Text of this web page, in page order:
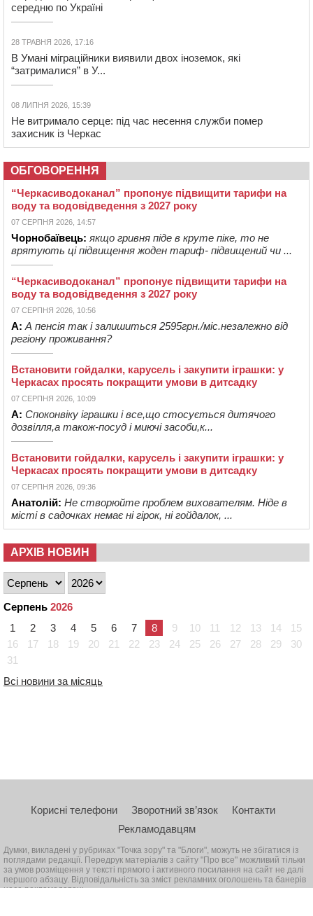
середню по Україні
28 ТРАВНЯ 2026, 17:16
В Умані міграційники виявили двох іноземок, які
“затрималися” в У...
08 ЛИПНЯ 2026, 15:39
Не витримало серце: під час несення служби помер
захисник із Черкас
ОБГОВОРЕННЯ
“Черкасиводоканал” пропонує підвищити тарифи на
воду та водовідведення з 2027 року
07 СЕРПНЯ 2026, 14:57
Чорнобаївець: якщо гривня піде в круте піке, то не
врятують ці підвищення жоден тариф- підвищений чи ...
“Черкасиводоканал” пропонує підвищити тарифи на
воду та водовідведення з 2027 року
07 СЕРПНЯ 2026, 10:56
А: А пенсія так і залишиться 2595грн./міс.незалежно від
регіону проживання?
Встановити гойдалки, карусель і закупити іграшки: у
Черкасах просять покращити умови в дитсадку
07 СЕРПНЯ 2026, 10:09
А: Споконвіку іграшки і все,що стосується дитячого
дозвілля,а також-посуд і миючі засоби,к...
Встановити гойдалки, карусель і закупити іграшки: у
Черкасах просять покращити умови в дитсадку
07 СЕРПНЯ 2026, 09:36
Анатолій: Не створюйте проблем вихователям. Ніде в
місті в садочках немає ні гірок, ні гойдалок, ...
АРХІВ НОВИН
Серпень 2026
1
2 3 4 5 6 7 8 9 10 11 12 13 14
15
16
17 18 19 20 21 22 23 24 25 26 27 28 29
30
31
Всі новини за місяць
Корисні телефони Зворотний зв’язок
Контакти
Рекламодавцям
Думки, викладені у рубриках "Точка зору" та "Блоги", можуть не збігатися із
поглядами редакції. Передрук матеріалів з сайту "Про все" можливий тільки
за умов розміщення у тексті прямого і активного посилання на сайт не далі
першого абзацу. Відповідальність за зміст рекламних оголошень та банерів
несе рекламодавець